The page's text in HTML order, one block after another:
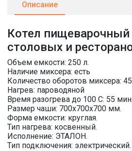
Описание
Котел
столовых и
Объем емкости: 250 л.
Наличие миксера: есть
Количество оборотов миксера:
Нагрев: пароводяной
Время разогрева до 100 С: 55 мин.
Размер чаши: 700х700х700 мм.
Форма емкости: круглая.
Тип нагрева: косвенный.
Исполнение: ЭТАЛОН.
Тип подключения: электрический.